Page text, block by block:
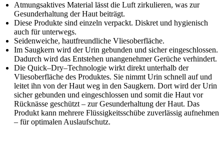
Atmungsaktives Material lässt die Luft zirkulieren, was zur
Gesunderhaltung der Haut beiträgt.
Diese Produkte sind einzeln verpackt. Diskret und hygienisch
auch für unterwegs.
Seidenweiche, hautfreundliche Vliesoberfläche.
Im Saugkern wird der Urin gebunden und sicher eingeschlossen.
Dadurch wird das Entstehen unangenehmer Gerüche verhindert.
Die Quick–Dry–Technologie wirkt direkt unterhalb der
Vliesoberfläche des Produktes. Sie nimmt Urin schnell auf und
leitet ihn von der Haut weg in den Saugkern. Dort wird der Urin
sicher gebunden und eingeschlossen und somit die Haut vor
Rücknässe geschützt – zur Gesunderhaltung der Haut. Das
Produkt kann mehrere Flüssigkeitsschübe zuverlässig aufnehmen
– für optimalen Auslaufschutz.